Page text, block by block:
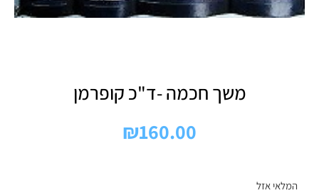
משך חכמה -ד"כ קופרמן
₪160.00
המלאי אזל